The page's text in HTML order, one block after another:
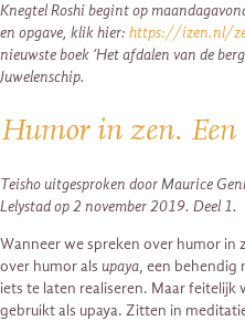
Knegtel Roshi begint op
en opgave, klik hier: https://izen.nl/
nieuwste boek ‘Het afdalen van de
Juwelenschip.
Humor in zen.
Teisho uitgesproken door Maurice
Lelystad op 2 november 2019. Deel 1.
Wanneer we spreken over humor in
over humor als upaya, een behendig
iets te laten realiseren. Maar
gebruikt als upaya. Zitten in